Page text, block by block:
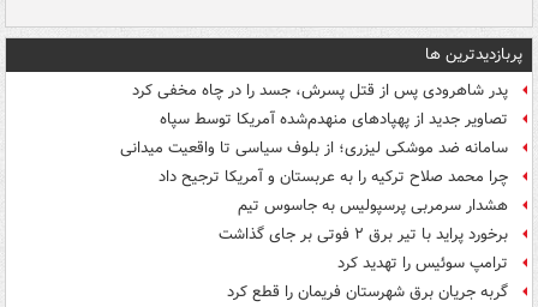
پربازدیدترین ها
پدر شاهرودی پس از قتل پسرش، جسد را در چاه مخفی کرد
تصاویر جدید از پهپادهای منهدم‌شده آمریکا توسط سپاه
سامانه ضد موشکی لیزری؛ از بلوف سیاسی تا واقعیت میدانی
چرا محمد صلاح ترکیه را به عربستان و آمریکا ترجیح داد
هشدار سرمربی پرسپولیس به جاسوس تیم
برخورد پراید با تیر برق ۲ فوتی بر جای گذاشت
ترامپ سوئیس را تهدید کرد
گربه جریان برق شهرستان فریمان را قطع کرد